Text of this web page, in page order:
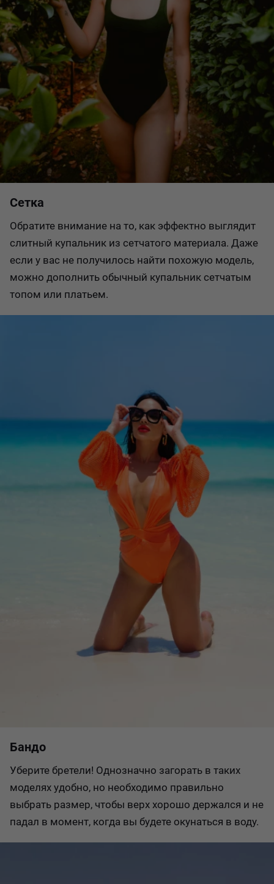
Сетка
Обратите внимание на то, как эффектно выглядит
слитный купальник из сетчатого материала. Даже
если у вас не получилось найти похожую модель,
можно дополнить обычный купальник сетчатым
топом или платьем.
Бандо
Уберите бретели! Однозначно загорать в таких
моделях удобно, но необходимо правильно
выбрать размер, чтобы верх хорошо держался и не
падал в момент, когда вы будете окунаться в воду.